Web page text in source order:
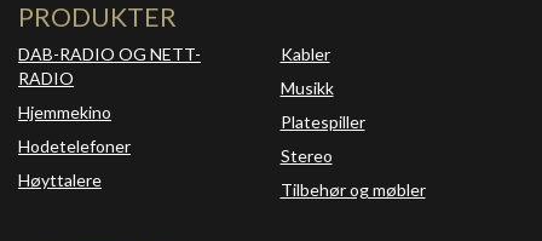
PRODUKTER
DAB-RADIO OG NETT-
RADIO
Hjemmekino
Hodetelefoner
Høyttalere
Kabler
Musikk
Platespiller
Stereo
Tilbehør og møbler